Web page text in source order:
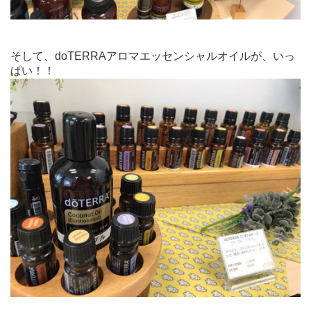
そして、doTERRAアロマエッセンシャルオイルが、いっ
ぱい！！